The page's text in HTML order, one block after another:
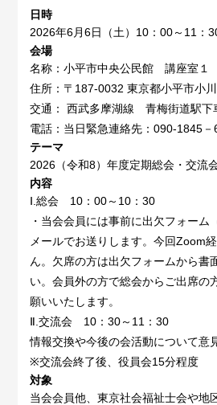
日時
2026年6月6日（土）10：00～11：
会場
名称：小平市中央公民館 講座室１
住所：〒187-0032 東京都小平市小
交通： 西武多摩湖線 青梅街道駅
電話：当日緊急連絡先：090-1845
テーマ
2026（令和8）年度定期総会・交流
内容
Ⅰ.総会 10：00～10：30
・当会会員には事前に出欠フォーム
メールでお送りします。今回Zoom
ん。欠席の方は出欠フォームから書
い。会員外の方で総会からご出席の
願いいたします。
Ⅱ.交流会 10：30～11：30
情報交換や今後の会活動について意
※交流会終了後、役員会15分程度
対象
当会会員他、東京社会福祉士会や地